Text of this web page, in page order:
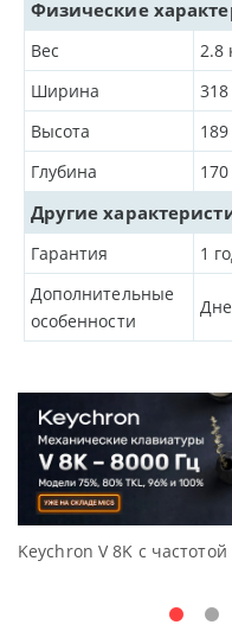
Физические
Вес 2.8
Ширина
318
Высота
189
Глубина
170
Другие
Гарантия
1
Дополнительные
особенности
Keychron V 8K с